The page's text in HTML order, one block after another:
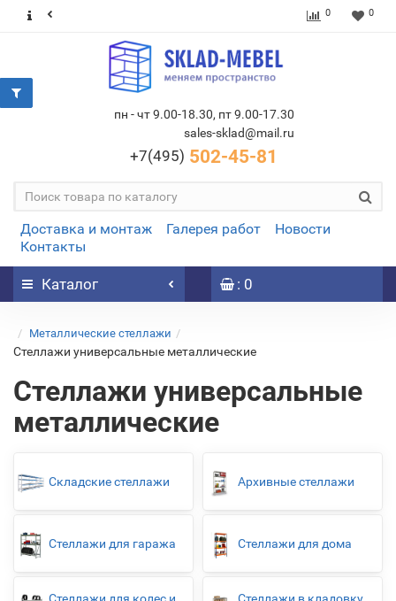
0 0
пн - чт 9.00-18.30, пт 9.00-17.30
sales-sklad@mail.ru
+7(495) 502-45-81
Доставка и монтаж Галерея работ
Новости
Контакты
Каталог : 0
Металлические стеллажи
Стеллажи универсальные металлические
Стеллажи универсальные
металлические
Складские стеллажи Архивные стеллажи
Стеллажи для гаража Стеллажи для дома